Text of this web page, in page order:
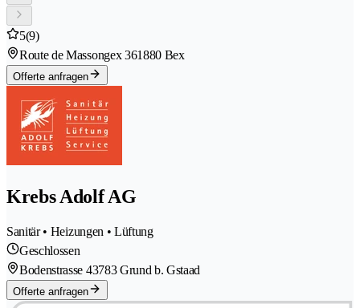
5(9)
Route de Massongex 361880 Bex
Offerte anfragen
Krebs Adolf AG
Sanitär • Heizungen • Lüftung
Geschlossen
Bodenstrasse 43783 Grund b. Gstaad
Offerte anfragen